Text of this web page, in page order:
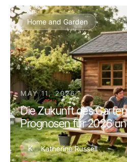
Home and Garden
MAY 11, 2026
Die Zukunft des
Prognosen für 2026
K Katherine Russell